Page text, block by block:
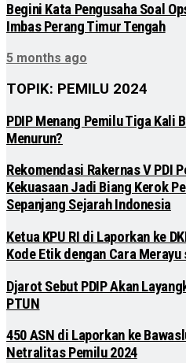
Begini Kata Pengusaha Soal
Imbas Perang Timur Tengah
5 months ago
TOPIK: PEMILU 2024
PDIP Menang Pemilu Tiga Kali
Menurun?
Rekomendasi Rakernas V PDI
Kekuasaan Jadi Biang Kerok
Sepanjang Sejarah Indonesia
Ketua KPU RI di Laporkan ke
Kode Etik dengan Cara
Djarot Sebut PDIP Akan
PTUN
450 ASN di Laporkan ke
Netralitas Pemilu 2024